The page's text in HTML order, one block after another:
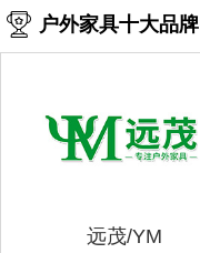
户外家具十大品牌
远茂/YM